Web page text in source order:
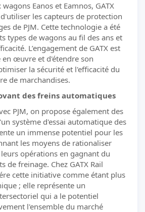
Eanos et Eamnos, GATX
les capteurs de protection
de PJM. Cette technologie a été
types de wagons au fil des ans et
L’engagement de GATX est
en œuvre et d'étendre son
la sécurité et l'efficacité du
de marchandises.
des freins automatiques
PJM, on propose également des
système d'essai automatique des
un immense potentiel pour les
les moyens de rationaliser
opérations en gagnant du
de freinage. Chez GATX Rail
cette initiative comme étant plus
; elle représente un
qui a le potentiel
l'ensemble du marché